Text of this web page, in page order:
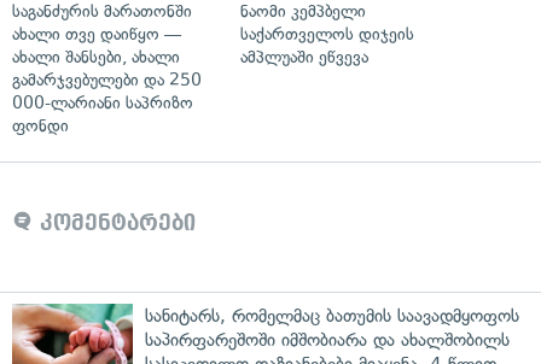
საგანძურის მარათონში
ახალი თვე დაიწყო —
ახალი შანსები, ახალი
გამარჯვებულები და 250
000-ლარიანი საპრიზო
ფონდი
ნაომი კემპბელი
საქართველოს დიჯეის
ამპლუაში ეწვევა
კომენტარები
სანიტარს, რომელმაც ბათუმის საავადმყოფოს
საპირფარეშოში იმშობიარა და ახალშობილს